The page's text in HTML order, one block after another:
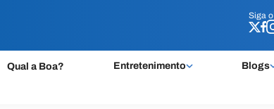
Siga o
Qual a Boa? Entretenimento Blogs
Siga o